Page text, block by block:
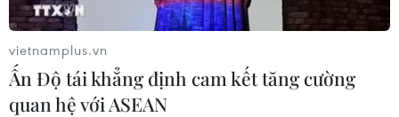
vietnamplus.vn
Ấn Độ tái khẳng định cam kết tăng cường
quan hệ với ASEAN